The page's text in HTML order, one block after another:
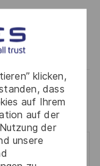
klicken,
dass
auf Ihrem
auf der
der
unsere